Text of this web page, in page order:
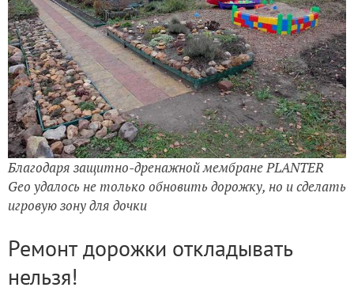
Благодаря защитно-дренажной мембране PLANTER
Geo удалось не только обновить дорожку, но и сделать
игровую зону для дочки
Ремонт дорожки откладывать
нельзя!